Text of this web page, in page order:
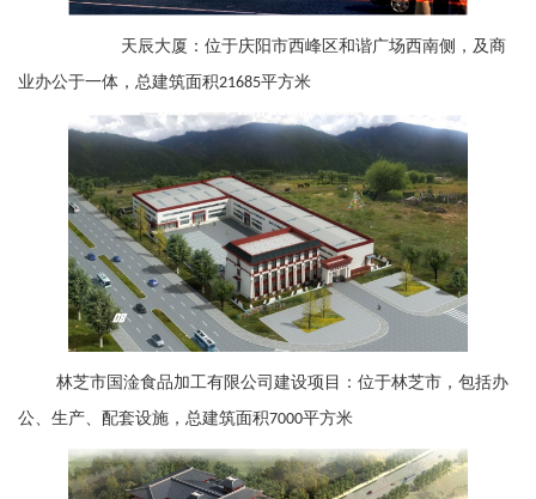
天辰大厦：位于庆阳市西峰区和谐广场西南侧，及商
业办公于一体，总建筑面积21685平方米
林芝市国淦食品加工有限公司建设项目：位于林芝市，包括办
公、生产、配套设施，总建筑面积7000平方米